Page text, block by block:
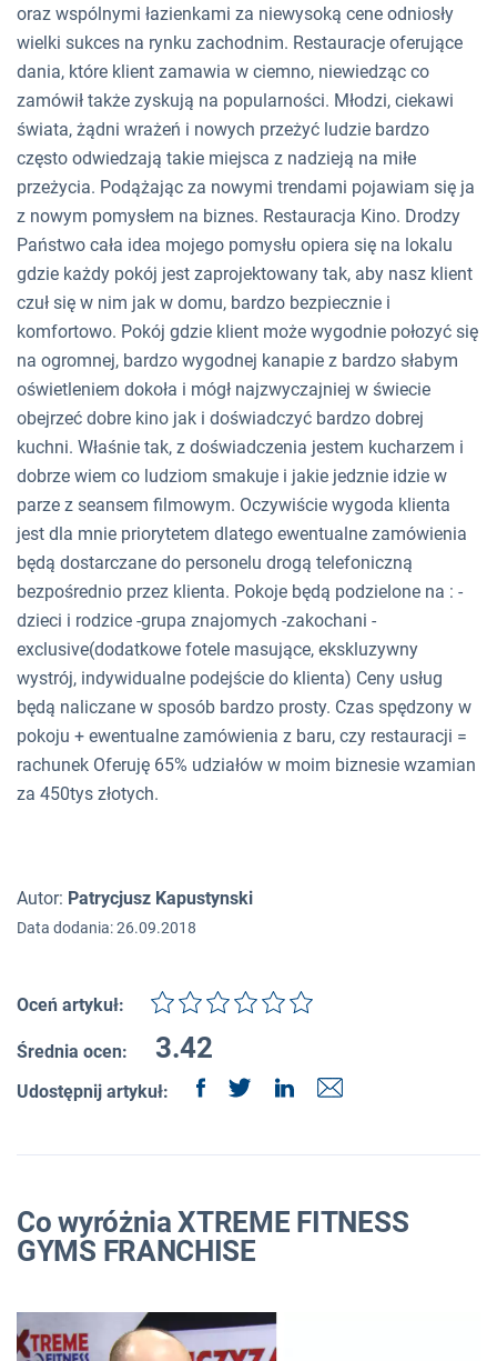
oraz wspólnymi łazienkami za niewysoką cene odniosły
wielki sukces na rynku zachodnim. Restauracje oferujące
dania, które klient zamawia w ciemno, niewiedząc co
zamówił także zyskują na popularności. Młodzi, ciekawi
świata, żądni wrażeń i nowych przeżyć ludzie bardzo
często odwiedzają takie miejsca z nadzieją na miłe
przeżycia. Podążając za nowymi trendami pojawiam się ja
z nowym pomysłem na biznes. Restauracja Kino. Drodzy
Państwo cała idea mojego pomysłu opiera się na lokalu
gdzie każdy pokój jest zaprojektowany tak, aby nasz klient
czuł się w nim jak w domu, bardzo bezpiecznie i
komfortowo. Pokój gdzie klient może wygodnie połozyć się
na ogromnej, bardzo wygodnej kanapie z bardzo słabym
oświetleniem dokoła i mógł najzwyczajniej w świecie
obejrzeć dobre kino jak i doświadczyć bardzo dobrej
kuchni. Właśnie tak, z doświadczenia jestem kucharzem i
dobrze wiem co ludziom smakuje i jakie jedznie idzie w
parze z seansem filmowym. Oczywiście wygoda klienta
jest dla mnie priorytetem dlatego ewentualne zamówienia
będą dostarczane do personelu drogą telefoniczną
bezpośrednio przez klienta. Pokoje będą podzielone na : -
dzieci i rodzice -grupa znajomych -zakochani -
exclusive(dodatkowe fotele masujące, ekskluzywny
wystrój, indywidualne podejście do klienta) Ceny usług
będą naliczane w sposób bardzo prosty. Czas spędzony w
pokoju + ewentualne zamówienia z baru, czy restauracji =
rachunek Oferuję 65% udziałów w moim biznesie wzamian
za 450tys złotych.
Autor: Patrycjusz Kapustynski
Data dodania: 26.09.2018
Oceń artykuł:
Średnia ocen: 3.42
Udostępnij artykuł:
Co wyróżnia XTREME FITNESS
GYMS FRANCHISE